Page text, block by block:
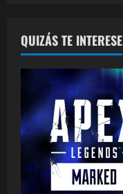
QUIZÁS TE INTERESE